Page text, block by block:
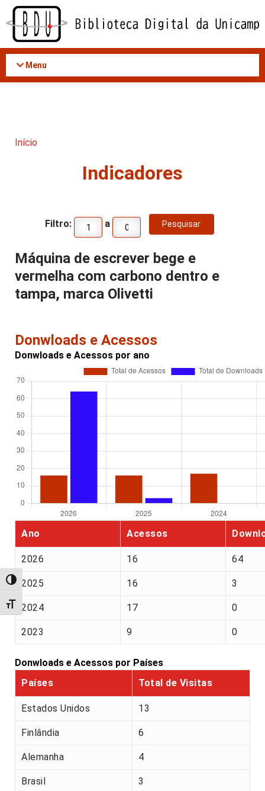
Acessar
conteúdo
Alternar alto contraste
Alternar tamanho da fonte
Menu
Início
Indicadores
Filtro: a
Máquina de escrever bege e
vermelha com carbono dentro e
tampa, marca Olivetti
Donwloads e Acessos
Donwloads e Acessos por ano
Ano Acessos
2026 16 64
2025 16 3
2024 17 0
2023 9 0
Donwloads e Acessos por Países
Países
Total de Visitas
Estados Unidos 13
Finlândia 6
Alemanha 4
Brasil 3